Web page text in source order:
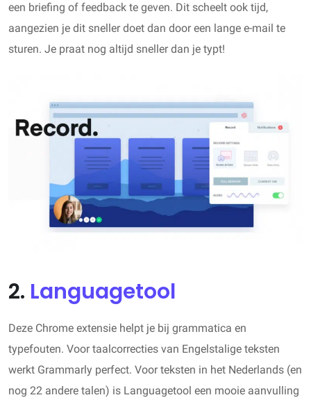
een briefing of feedback te geven. Dit scheelt ook tijd,
aangezien je dit sneller doet dan door een lange e-mail te
sturen. Je praat nog altijd sneller dan je typt!
2. Languagetool
Deze Chrome extensie helpt je bij grammatica en
typefouten. Voor taalcorrecties van Engelstalige teksten
werkt Grammarly perfect. Voor teksten in het Nederlands (en
nog 22 andere talen) is Languagetool een mooie aanvulling